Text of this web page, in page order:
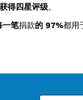
得四星评级。
一笔捐款的 97%都用